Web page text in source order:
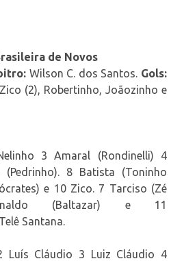
de Novos
Wilson C. dos Santos. Gols:
(2), Robertinho, Joãozinho e
3 Amaral (Rondinelli) 4
8 Batista (Toninho
e 10 Zico. 7 Tarciso (Zé
(Baltazar) e 11
Telê Santana.
Luís Cláudio 3 Luiz Cláudio 4